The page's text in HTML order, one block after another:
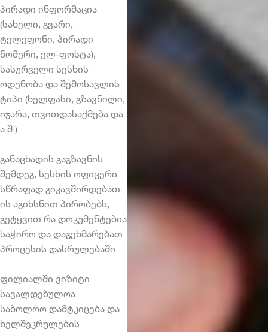
პირადი ინფორმაცია
(სახელი, გვარი,
ტელეფონი, პირადი
ნომერი, ელ-ფოსტა),
სასურველი სესხის
ოდენობა და შემოსავლის
ტიპი (ხელფასი, გზავნილი,
იჯარა, თვითდასაქმება და
ა.შ.).
განაცხადის გაგზავნის
შემდეგ, სესხის ოფიცერი
სწრაფად გიკავშირდებათ.
ის აგიხსნით პირობებს,
გეტყვით რა დოკუმენტებია
საჭირო და დაგეხმარებათ
პროცესის დასრულებაში.
ფილიალში ვიზიტი
სავალდებულოა.
საბოლოო დამტკიცება და
ხელშეკრულების